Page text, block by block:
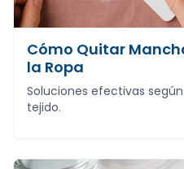
Cómo Quitar
la Ropa
Soluciones efectivas
tejido.